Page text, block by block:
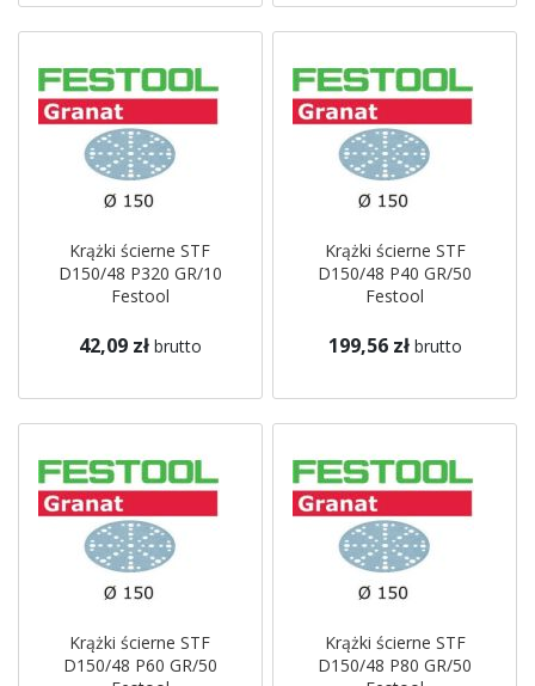
Krążki ścierne STF
D150/48 P320 GR/10
Festool
42,09 zł brutto
Krążki ścierne STF
D150/48 P40 GR/50
Festool
199,56 zł brutto
Krążki ścierne STF
D150/48 P60 GR/50
Krążki ścierne STF
D150/48 P80 GR/50